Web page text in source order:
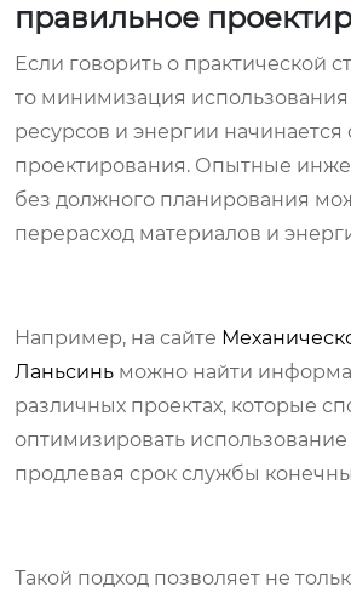
правильное
Если говорить о практической
то минимизация использования
ресурсов и энергии начинается
проектирования. Опытные
без должного планирования
перерасход материалов и
Например, на сайте
Ланьсинь можно найти
различных проектах, которые
оптимизировать
продлевая срок службы
Такой подход позволяет не